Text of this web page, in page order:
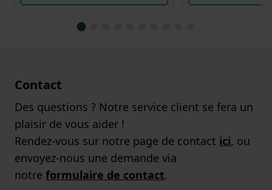
Contact
Des questions ? Notre service client se fera un
plaisir de vous aider !
Rendez-vous sur notre page de contact ici, ou
envoyez-nous une demande via
notre formulaire de contact.